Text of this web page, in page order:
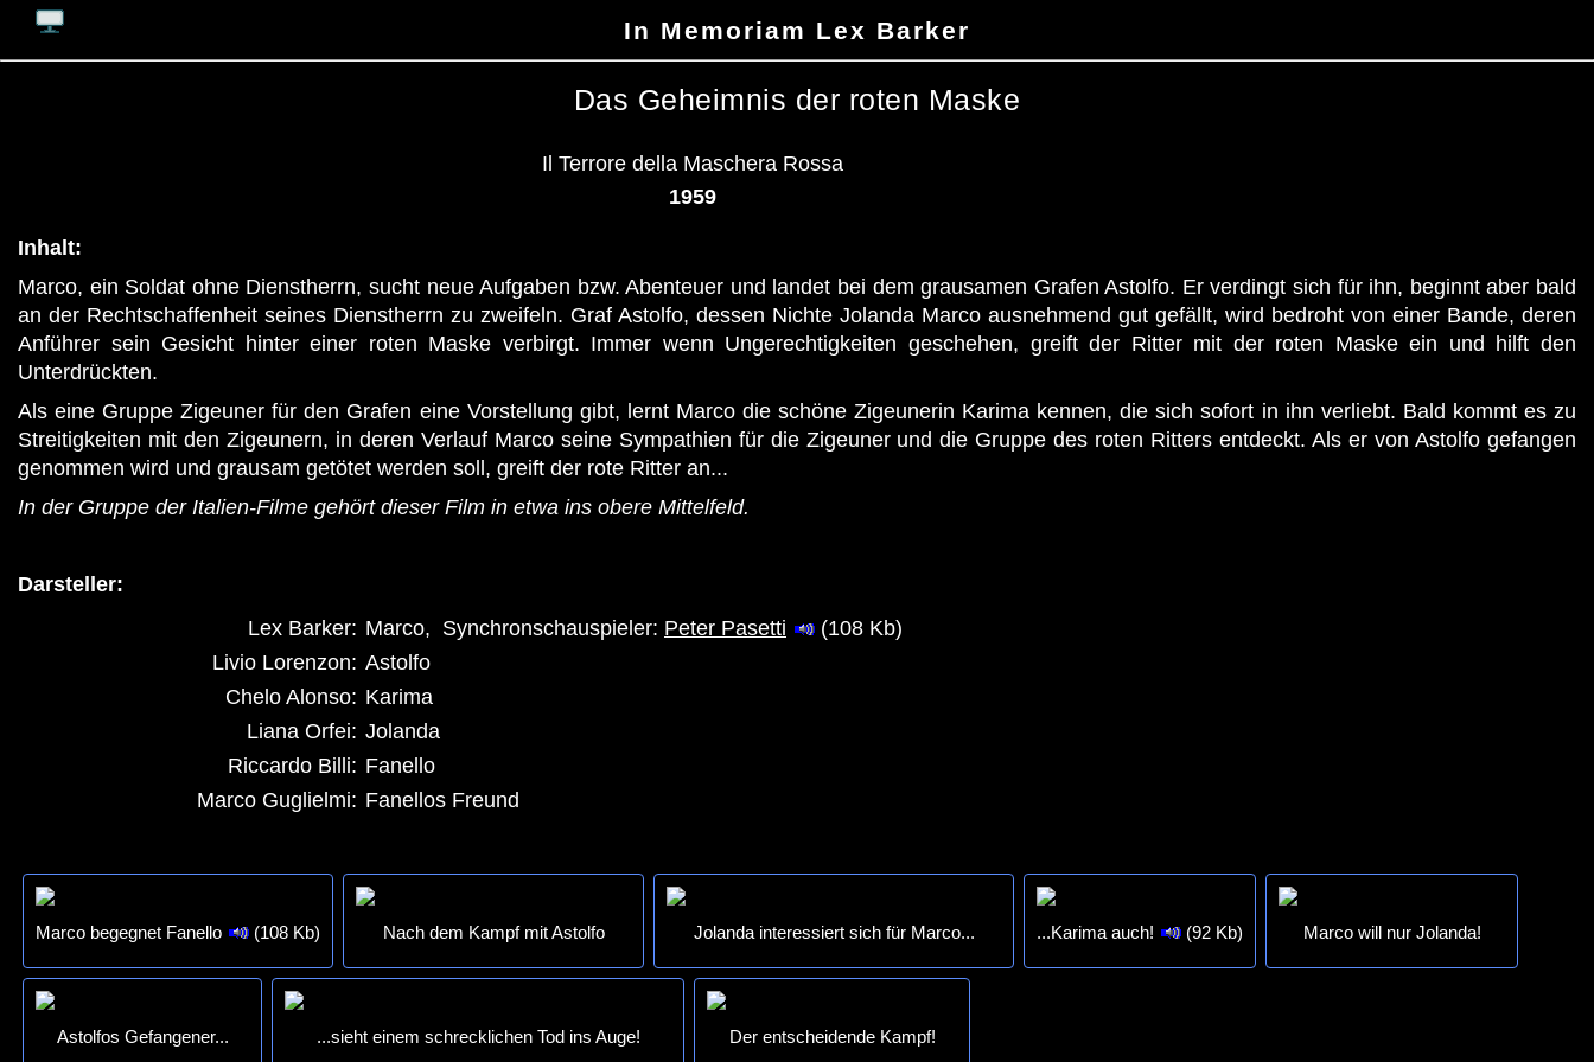
In Memoriam Lex Barker
Das Geheimnis der roten Maske
Il Terrore della Maschera Rossa
1959
Inhalt:
Marco, ein Soldat ohne Dienstherrn, sucht neue Aufgaben bzw. Abenteuer und landet bei dem grausamen Grafen Astolfo. Er verdingt sich für ihn, beginnt aber bald
an der Rechtschaffenheit seines Dienstherrn zu zweifeln. Graf Astolfo, dessen Nichte Jolanda Marco ausnehmend gut gefällt, wird bedroht von einer Bande, deren
Anführer sein Gesicht hinter einer roten Maske verbirgt. Immer wenn Ungerechtigkeiten geschehen, greift der Ritter mit der roten Maske ein und hilft den
Unterdrückten.
Als eine Gruppe Zigeuner für den Grafen eine Vorstellung gibt, lernt Marco die schöne Zigeunerin Karima kennen, die sich sofort in ihn verliebt. Bald kommt es zu
Streitigkeiten mit den Zigeunern, in deren Verlauf Marco seine Sympathien für die Zigeuner und die Gruppe des roten Ritters entdeckt. Als er von Astolfo gefangen
genommen wird und grausam getötet werden soll, greift der rote Ritter an...
In der Gruppe der Italien-Filme gehört dieser Film in etwa ins obere Mittelfeld.
Darsteller:
Lex Barker: Marco, Synchronschauspieler: Peter Pasetti
(108 Kb)
Livio Lorenzon: Astolfo
Chelo Alonso: Karima
Liana Orfei: Jolanda
Riccardo Billi: Fanello
Marco Guglielmi: Fanellos Freund
Marco begegnet Fanello (108 Kb) Nach dem Kampf mit Astolfo Jolanda interessiert sich für Marco... ...Karima auch! (92 Kb) Marco will nur Jolanda!
Astolfos Gefangener... ...sieht einem schrecklichen Tod ins Auge! Der entscheidende Kampf!